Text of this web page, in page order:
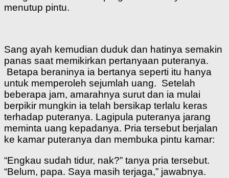
menutup pintu.
Sang ayah kemudian duduk dan hatinya semakin
panas saat memikirkan pertanyaan puteranya.
Betapa beraninya ia bertanya seperti itu hanya
untuk memperoleh sejumlah uang. Setelah
beberapa jam, amarahnya surut dan ia mulai
berpikir mungkin ia telah bersikap terlalu keras
terhadap puteranya. Lagipula puteranya jarang
meminta uang kepadanya. Pria tersebut berjalan
ke kamar puteranya dan membuka pintu kamar:
“Engkau sudah tidur, nak?” tanya pria tersebut.
“Belum, papa. Saya masih terjaga,” jawabnya.